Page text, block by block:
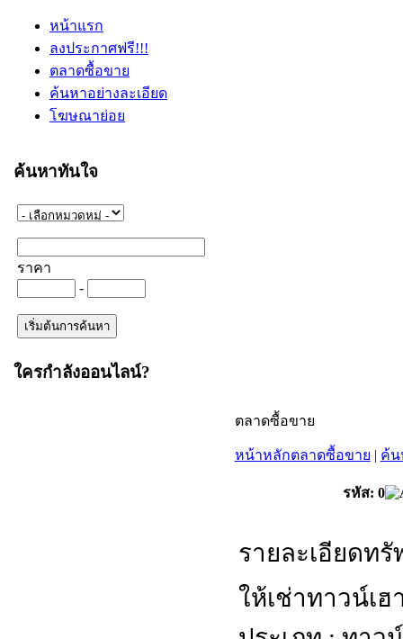
หน้าแรก
ลงประกาศฟรี!!!
ตลาดซื้อขาย
ค้นหาอย่างละเอียด
โฆษณาย่อย
ค้นหาทันใจ
ราคา
-
ใครกำลังออนไลน์?
ตลาดซื้อขาย
หน้าหลักตลาดซื้อขาย | ค้น
รหัส: 0
รายละเอียดท
ให้เช่าทาวน์เ